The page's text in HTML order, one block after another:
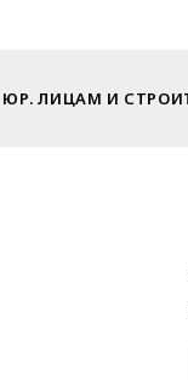
ЮР. ЛИЦАМ И